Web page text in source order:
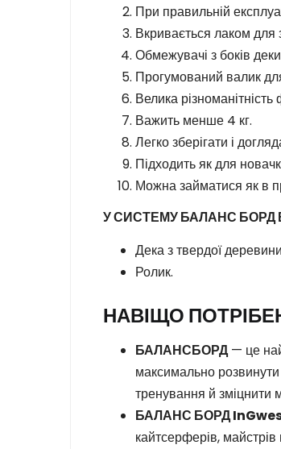
При правильній
Вкривається лаком для
Обмежувачі з боків
Прогумований валик
Велика різноманітність
Важить менше 4 кг.
Легко зберігати і
Підходить як для
Можна займатися як в
У СИСТЕМУ БАЛАНС БОРД
Дека з твердої
Ролик.
НАВІЩО
БАЛАНСБОРД— це
максимально розвинути
тренування й зміцнити
БАЛАНС БОРД
кайтсерферів,